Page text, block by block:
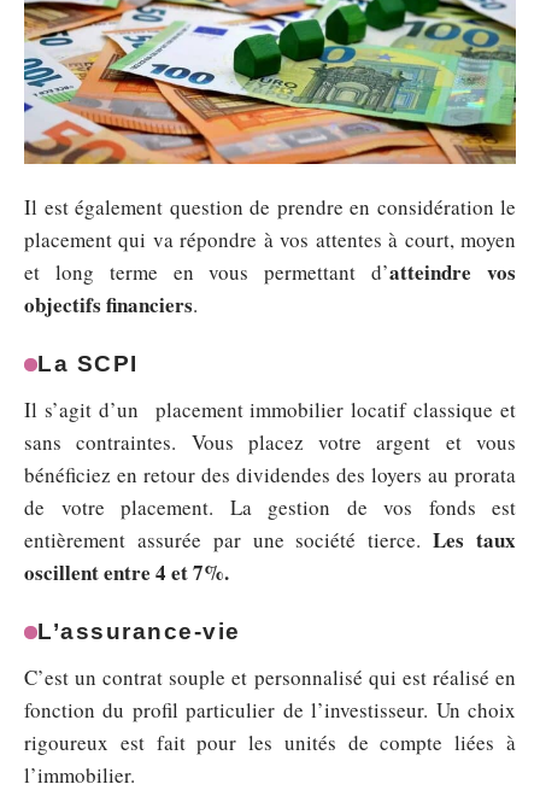
Il est également question de prendre en considération le
placement qui va répondre à vos attentes à court, moyen
et long terme en vous permettant d’atteindre vos
objectifs financiers.
La SCPI
Il s’agit d’un placement immobilier locatif classique et
sans contraintes. Vous placez votre argent et vous
bénéficiez en retour des dividendes des loyers au prorata
de votre placement. La gestion de vos fonds est
entièrement assurée par une société tierce.Les taux
oscillent entre 4 et 7%.
L’assurance-vie
C’est un contrat souple et personnalisé qui est réalisé en
fonction du profil particulier de l’investisseur. Un choix
rigoureux est fait pour les unités de compte liées à
l’immobilier.